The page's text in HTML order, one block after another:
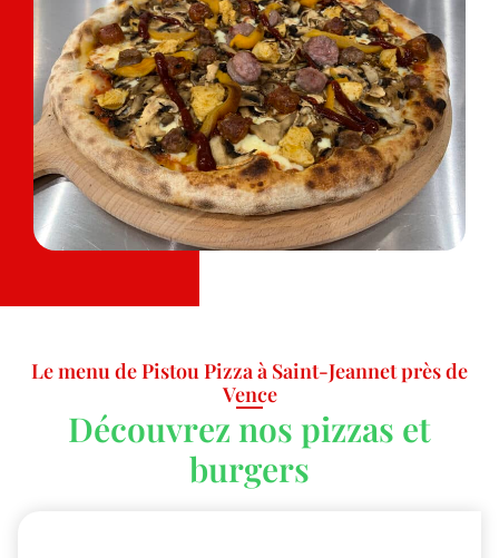
Le menu de Pistou Pizza à Saint-Jeannet près de
Vence
Découvrez nos pizzas et
burgers